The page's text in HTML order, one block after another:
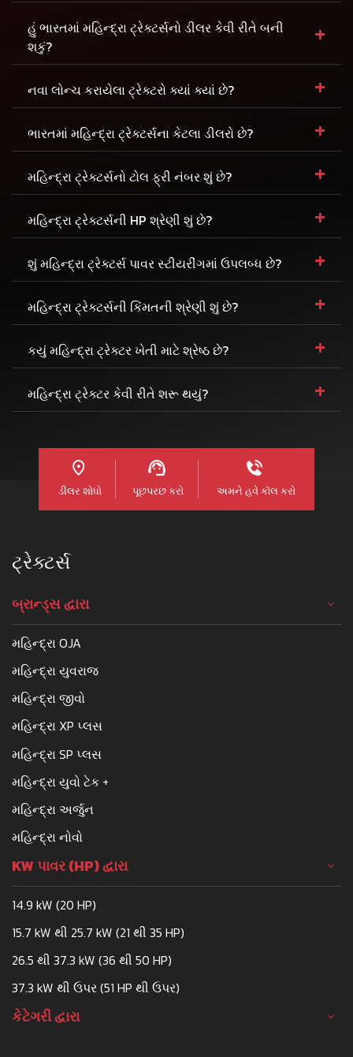
હું ભારતમાં મહિન્દ્રા ટ્રેક્ટર્સનો ડીલર કેવી રીતે બની
શકું?
+
નવા લોન્ચ કરાયેલા ટ્રેક્ટરો ક્યાં ક્યાં છે? +
ભારતમાં મહિન્દ્રા ટ્રેક્ટર્સના કેટલા ડીલરો છે? +
મહિન્દ્રા ટ્રેક્ટર્સનો ટોલ ફ્રી નંબર શું છે? +
મહિન્દ્રા ટ્રેક્ટર્સની HP શ્રેણી શું છે? +
શું મહિન્દ્રા ટ્રેક્ટર્સ પાવર સ્ટીયરીંગમાં ઉપલબ્ધ છે? +
મહિન્દ્રા ટ્રેક્ટર્સની કિંમતની શ્રેણી શું છે? +
કયું મહિન્દ્રા ટ્રેક્ટર ખેતી માટે શ્રેષ્ઠ છે? +
મહિન્દ્રા ટ્રેક્ટર કેવી રીતે શરૂ થયું? +
ડીલર શોધો પૂછપરછ કરો અમને હવે કૉલ કરો
ટ્રેક્ટર્સ
બ્રાન્ડ્સ દ્વારા
મહિન્દ્રા OJA
મહિન્દ્રા યુવરાજ
મહિન્દ્રા જીવો
મહિન્દ્રા XP પ્લસ
મહિન્દ્રા SP પ્લસ
મહિન્દ્રા યુવો ટેક +
મહિન્દ્રા અર્જુન
મહિન્દ્રા નોવો
KW પાવર (HP) દ્વારા
14.9 kW (20 HP)
15.7 kW થી 25.7 kW (21 થી 35 HP)
26.5 થી 37.3 kW (36 થી 50 HP)
37.3 kW થી ઉપર (51 HP થી ઉપર)
કેટેગરી દ્વારા